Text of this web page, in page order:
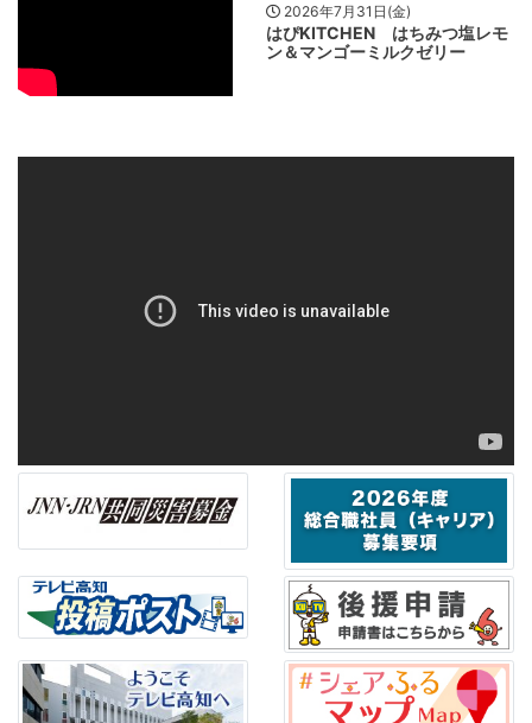
2026年7月31日(金)
はぴKITCHEN はちみつ塩レモ
ン＆マンゴーミルクゼリー